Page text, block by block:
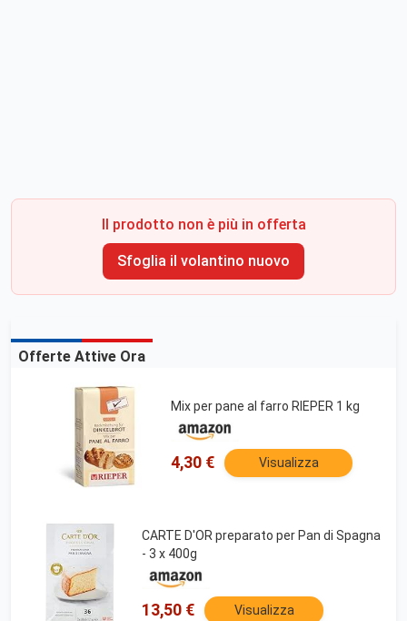
Il prodotto non è più in offerta
Sfoglia il volantino nuovo
Offerte Attive Ora
Mix per pane al farro RIEPER 1 kg
4,30 € Visualizza
CARTE D'OR preparato per Pan di Spagna
- 3 x 400g
13,50 € Visualizza